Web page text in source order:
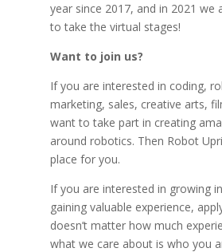
year since 2017, and in 2021 we
to take the virtual stages!
Want to join us?
If you are interested in coding,
marketing, sales, creative arts,
want to take part in creating
around robotics. Then Robot
place for you.
If you are interested in growing
gaining valuable experience,
doesn’t matter how much
what we care about is who you